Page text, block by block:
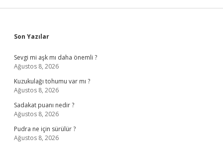
Sidebar
Son Yazılar
Sevgi mi aşk mı daha önemli ?
Ağustos 8, 2026
Kuzukulağı tohumu var mı ?
Ağustos 8, 2026
Sadakat puanı nedir ?
Ağustos 8, 2026
Pudra ne için sürülür ?
Ağustos 8, 2026